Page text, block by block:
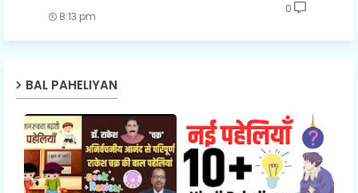
8:13 pm
0
BAL PAHELIYAN